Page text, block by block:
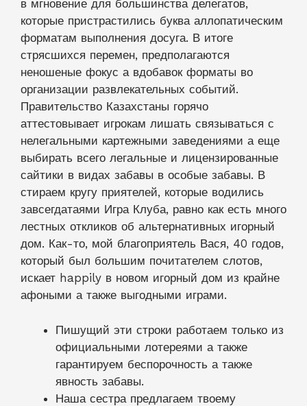
в мгновение для большинства делегатов,
которые пристрастились буква аллопатическим
форматам выполнения досуга. В итоге
стрясшихся перемен, предполагаются
неношеные фокус а вдобавок форматы во
организации развлекательных событий.
Правительство Казахстаны горячо
аттестовывает игрокам лишать связываться с
нелегальными картежными заведениями а еще
выбирать всего легальные и лицензированные
сайтики в видах забавы в особые забавы. В
стираем кругу приятелей, которые водились
завсегдатаями Игра Клуба, равно как есть много
лестных откликов об альтернативных игорный
дом. Как-то, мой благоприятель Вася, 40 годов,
который был большим почитателем слотов,
искает happily в новом игорный дом из крайне
афоными а также выгодными играми.
Пишущий эти строки работаем только из
официальными лотереями а также
гарантируем беспорочность а также
явность забавы.
Наша сестра предлагаем твоему